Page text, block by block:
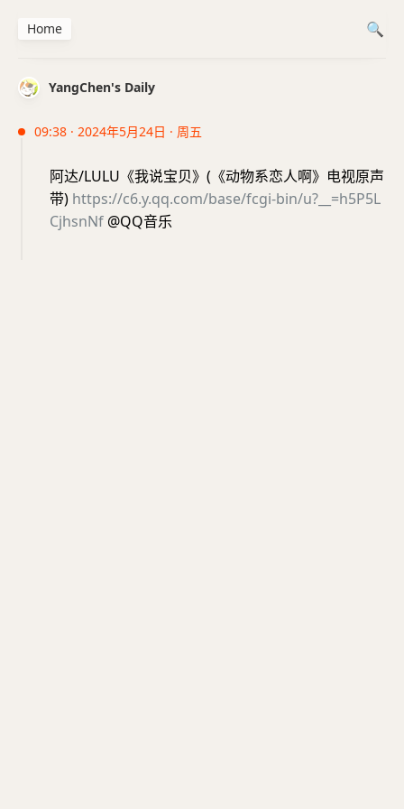
YangChen's Daily
09:38 · 2024年5月24日 · 周五
阿达/LULU《我说宝贝》(《动物系恋人啊》电视原声
带) https://c6.y.qq.com/base/fcgi-bin/u?__=h5P5L
CjhsnNf @QQ音乐
Home